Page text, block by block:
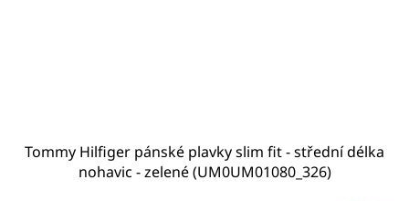
Tommy Hilfiger pánské plavky slim fit - střední délka
nohavic - zelené (UM0UM01080_326)